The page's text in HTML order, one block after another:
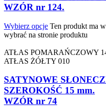
WZÓR nr 124.
Wybierz opcje Ten produkt ma
wybrać na stronie produktu
ATŁAS POMARAŃCZOWY
ATŁAS ŻÓŁTY 010
SATYNOWE
SZEROKOŚĆ 15 mm.
WZÓR nr 74